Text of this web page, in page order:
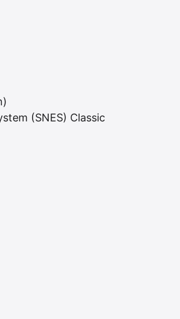
(SNES) Classic